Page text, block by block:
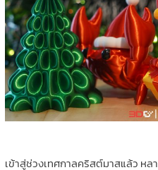
เข้าสู่ช่วงเทศกาลคริสต์มาสแล้ว ห